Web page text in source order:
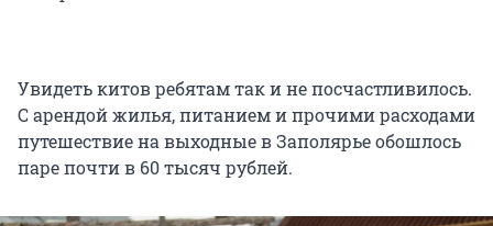
Увидеть китов ребятам так и не посчастливилось.
С арендой жилья, питанием и прочими расходами
путешествие на выходные в Заполярье обошлось
паре почти в 60 тысяч рублей.